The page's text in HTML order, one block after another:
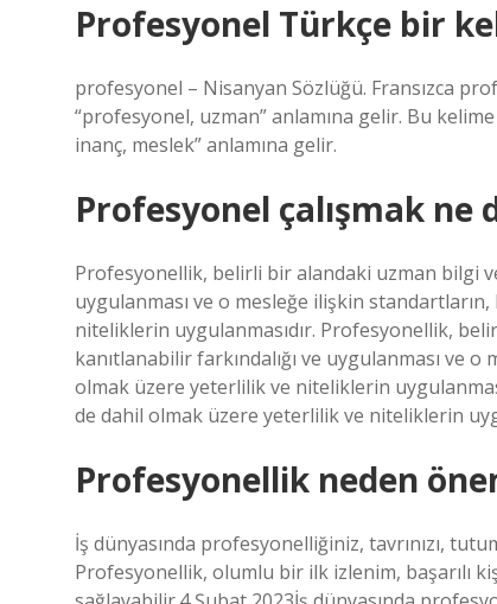
Profesyonel Türkçe bir
profesyonel – Nisanyan Sözlüğü. Fransızca
“profesyonel, uzman” anlamına gelir. Bu
inanç, meslek” anlamına gelir.
Profesyonel çalışmak ne
Profesyonellik, belirli bir alandaki uzman bilgi
uygulanması ve o mesleğe ilişkin
niteliklerin uygulanmasıdır. Profesyonellik,
kanıtlanabilir farkındalığı ve uygulanması ve
olmak üzere yeterlilik ve niteliklerin
de dahil olmak üzere yeterlilik ve niteliklerin
Profesyonellik neden
İş dünyasında profesyonelliğiniz, tavrınızı,
Profesyonellik, olumlu bir ilk izlenim, başarılı